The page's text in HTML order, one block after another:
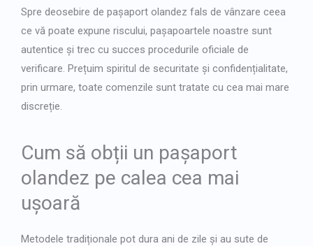
Spre deosebire de pașaport olandez fals de vânzare ceea
ce vă poate expune riscului, pașapoartele noastre sunt
autentice și trec cu succes procedurile oficiale de
verificare. Prețuim spiritul de securitate și confidențialitate,
prin urmare, toate comenzile sunt tratate cu cea mai mare
discreție.
Cum să obții un pașaport
olandez pe calea cea mai
ușoară
Metodele tradiționale pot dura ani de zile și au sute de